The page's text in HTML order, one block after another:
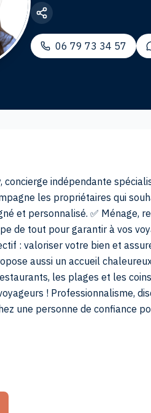
06 79 73 34 57
concierge indépendante
les propriétaires qui
et personnalisé. ✅ Ménage,
de tout pour garantir à vos
: valoriser votre bien et
aussi un accueil
les plages et les
! Professionnalisme,
une personne de confiance